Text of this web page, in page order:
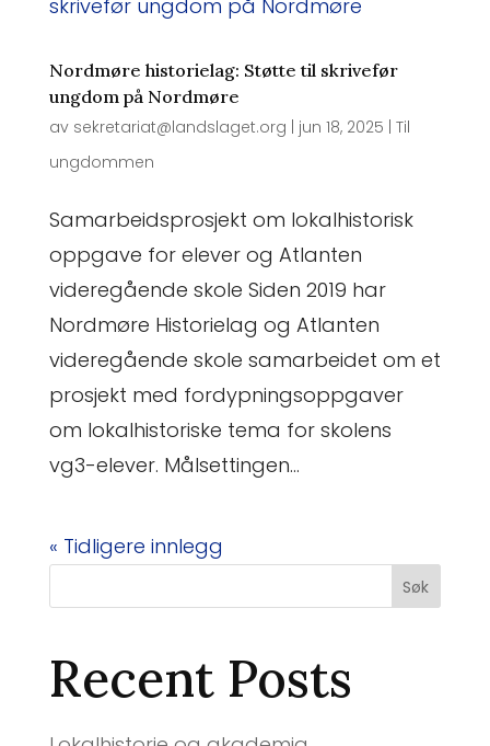
Nordmøre historielag: Støtte til skrivefør
ungdom på Nordmøre
av sekretariat@landslaget.org jun 18, 2025 Til
ungdommen
Samarbeidsprosjekt om lokalhistorisk
oppgave for elever og Atlanten
videregående skole Siden 2019 har
Nordmøre Historielag og Atlanten
videregående skole samarbeidet om et
prosjekt med fordypningsoppgaver
om lokalhistoriske tema for skolens
vg3-elever. Målsettingen...
« Tidligere innlegg
Søk
Recent Posts